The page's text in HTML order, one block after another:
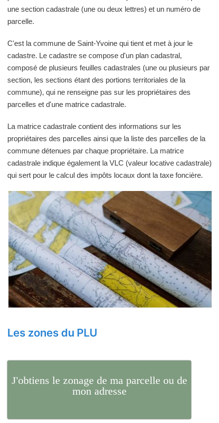
une section cadastrale (une ou deux lettres) et un numéro de
parcelle.
C'est la commune de Saint-Yvoine qui tient et met à jour le
cadastre. Le cadastre se compose d'un plan cadastral,
composé de plusieurs feuilles cadastrales (une ou plusieurs par
section, les sections étant des portions territoriales de la
commune), qui ne renseigne pas sur les propriétaires des
parcelles et d'une matrice cadastrale.
La matrice cadastrale contient des informations sur les
propriétaires des parcelles ainsi que la liste des parcelles de la
commune détenues par chaque propriétaire. La matrice
cadastrale indique également la VLC (valeur locative cadastrale)
qui sert pour le calcul des impôts locaux dont la taxe foncière.
Les zones du PLU
J'obtiens le zonage de ma parcelle ou de
mon adresse